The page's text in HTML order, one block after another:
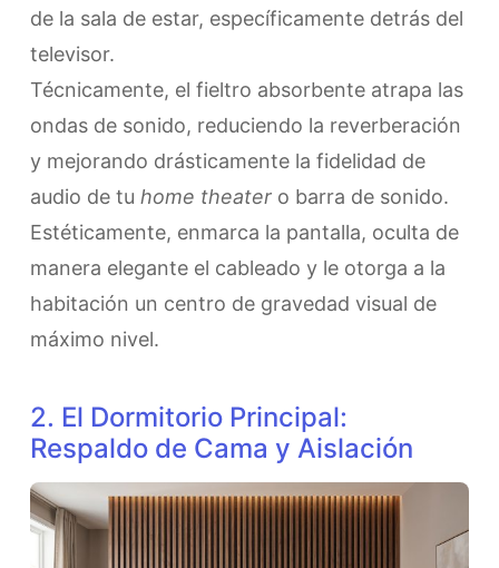
de la sala de estar, específicamente detrás del
televisor.
Técnicamente, el fieltro absorbente atrapa las
ondas de sonido, reduciendo la reverberación
y mejorando drásticamente la fidelidad de
audio de tu home theatero barra de sonido.
Estéticamente, enmarca la pantalla, oculta de
manera elegante el cableado y le otorga a la
habitación un centro de gravedad visual de
máximo nivel.
2. El Dormitorio Principal:
Respaldo de Cama y Aislación